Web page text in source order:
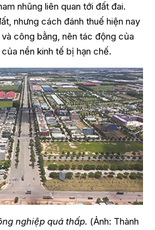
nhũng liên quan tới đất đai.
nhưng cách đánh thuế hiện nay
công bằng, nên tác động của
nền kinh tế bị hạn chế.
nghiệp quá thấp. (Ảnh: Thành